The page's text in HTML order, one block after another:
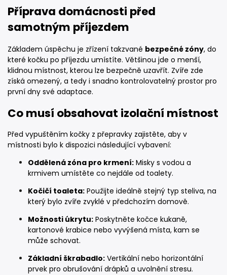
Příprava domácnosti před
samotným příjezdem
Základem úspěchu je zřízení takzvané bezpečné zóny, do
které kočku po příjezdu umístíte. Většinou jde o menší,
klidnou místnost, kterou lze bezpečně uzavřít. Zvíře zde
získá omezený, a tedy i snadno kontrolovatelný prostor pro
první dny své adaptace.
Co musí obsahovat izolační místnost
Před vypuštěním kočky z přepravky zajistěte, aby v
místnosti bylo k dispozici následující vybavení:
Oddělená zóna pro krmení: Misky s vodou a
krmivem umístěte co nejdále od toalety.
Kočičí toaleta: Použijte ideálně stejný typ steliva, na
který bylo zvíře zvyklé v předchozím domově.
Možnosti úkrytu: Poskytněte kočce kukaně,
kartonové krabice nebo vyvýšená místa, kam se
může schovat.
Základní škrabadlo: Vertikální nebo horizontální
prvek pro obrušování drápků a uvolnění stresu.